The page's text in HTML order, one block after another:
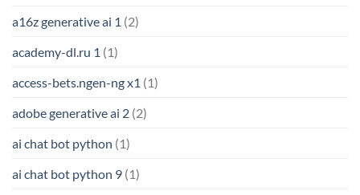
a16z generative ai 1 (2)
academy-dl.ru 1 (1)
access-bets.ngen-ng x1 (1)
adobe generative ai 2 (2)
ai chat bot python (1)
ai chat bot python 9 (1)